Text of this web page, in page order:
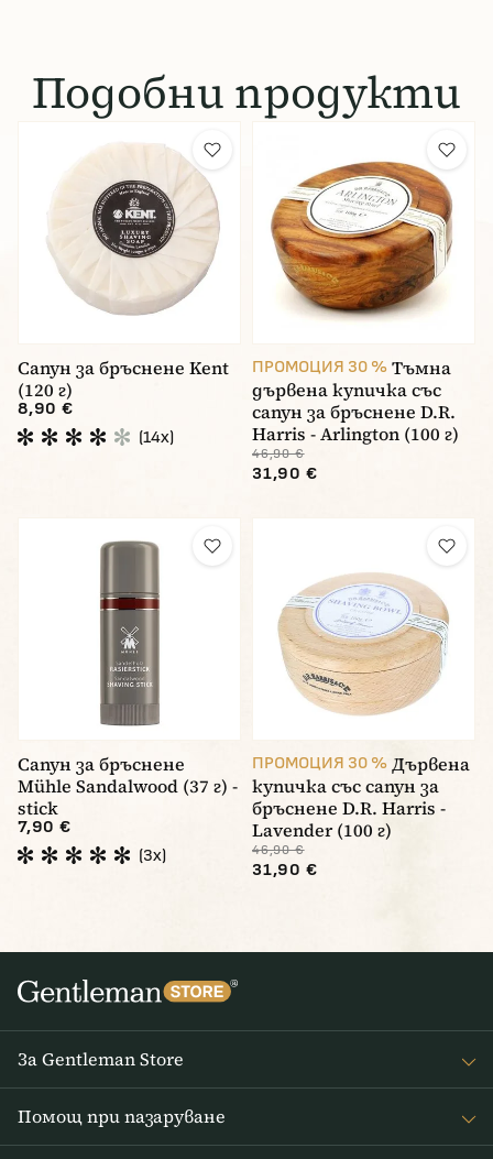
Подобни продукти
Сапун за бръснене Kent
(120 г)
8,90 €
(14x)
ПРОМОЦИЯ 30 % Тъмна
дървена купичка със
сапун за бръснене D.R.
Harris - Arlington (100 г)
46,90 €
31,90 €
Сапун за бръснене
Mühle Sandalwood (37 г) -
stick
7,90 €
(3x)
ПРОМОЦИЯ 30 % Дървена
купичка със сапун за
бръснене D.R. Harris -
Lavender (100 г)
46,90 €
31,90 €
За Gentleman Store
Помощ при пазаруване